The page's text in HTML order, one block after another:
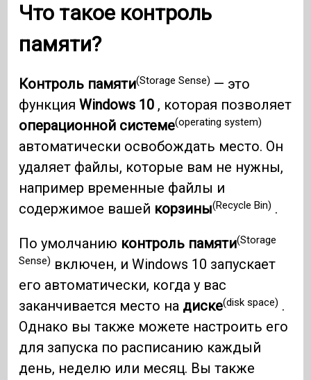
Что такое контроль
памяти?
Контроль памяти(Storage Sense) — это
функцияWindows 10 , которая позволяет
операционной системе(operating system)
автоматически освобождать место. Он
удаляет файлы, которые вам не нужны,
например временные файлы и
содержимое вашей корзины(Recycle Bin) .
По умолчанию контроль памяти(Storage
Sense) включен, и Windows 10 запускает
его автоматически, когда у вас
заканчивается место на диске(disk space) .
Однако вы также можете настроить его
для запуска по расписанию каждый
день, неделю или месяц. Вы также